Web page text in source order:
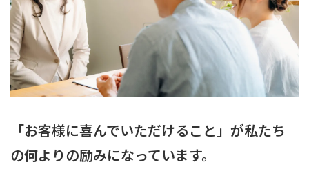
「お客様に喜んでいただけること」が私たち
の何よりの励みになっています。